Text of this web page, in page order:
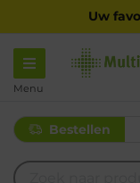
Uw
Menu
Bestellen